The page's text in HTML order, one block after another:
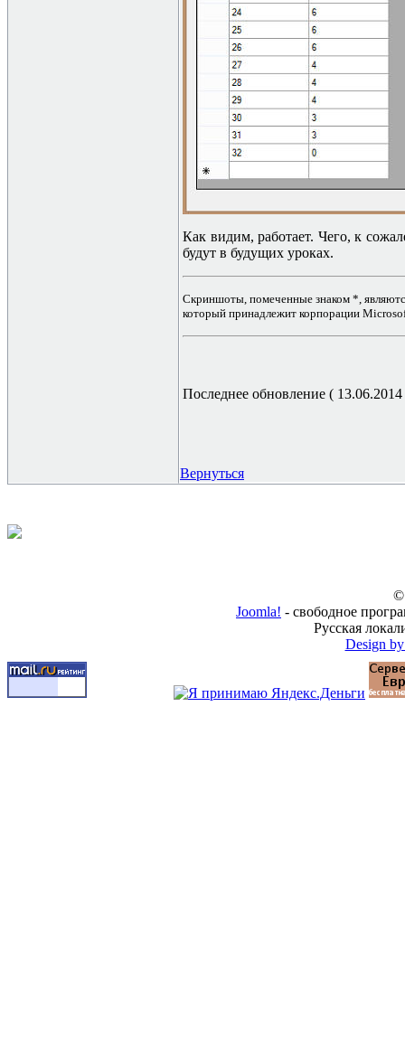
Как видим, работает. Чего, к
будут в будущих уроках.
Скриншоты, помеченные знаком *,
который принадлежит корпорации
Последнее обновление ( 13.06.2014
Вернуться
©
Joomla! - свободное
Русская
Design